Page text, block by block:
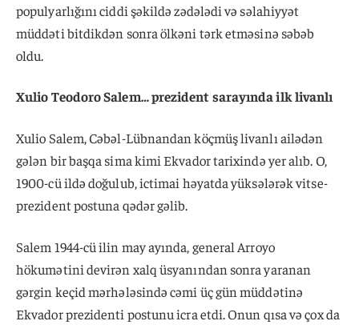
populyarlığını ciddi şəkildə zədələdi və səlahiyyət
müddəti bitdikdən sonra ölkəni tərk etməsinə səbəb
oldu.
Xulio Teodoro Salem… prezident sarayında ilk livanlı
Xulio Salem, Cəbəl-Lübnandan köçmüş livanlı ailədən
gələn bir başqa sima kimi Ekvador tarixində yer alıb. O,
1900-cü ildə doğulub, ictimai həyatda yüksələrək vitse-
prezident postuna qədər gəlib.
Salem 1944-cü ilin may ayında, general Arroyo
hökumətini devirən xalq üsyanından sonra yaranan
gərgin keçid mərhələsində cəmi üç gün müddətinə
Ekvador prezidenti postunu icra etdi. Onun qısa və çox da